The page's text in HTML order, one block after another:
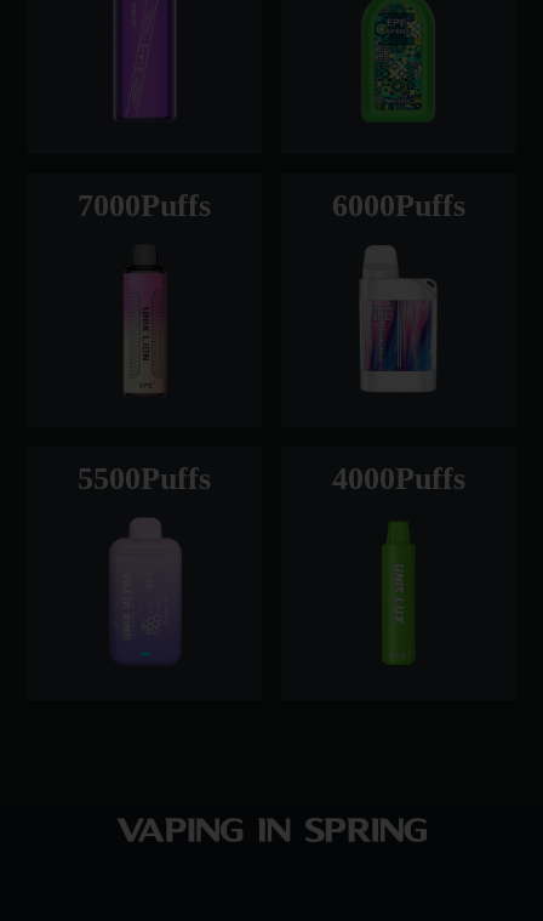
7000Puffs 6000Puffs
5500Puffs 4000Puffs